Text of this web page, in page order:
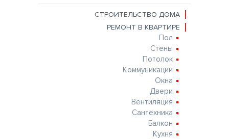
СТРОИТЕЛЬСТВО ДОМА
РЕМОНТ В КВАРТИРЕ
Пол
Стены
Потолок
Коммуникации
Окна
Двери
Вентиляция
Сантехника
Балкон
Кухня